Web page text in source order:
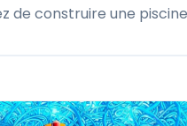
de construire une